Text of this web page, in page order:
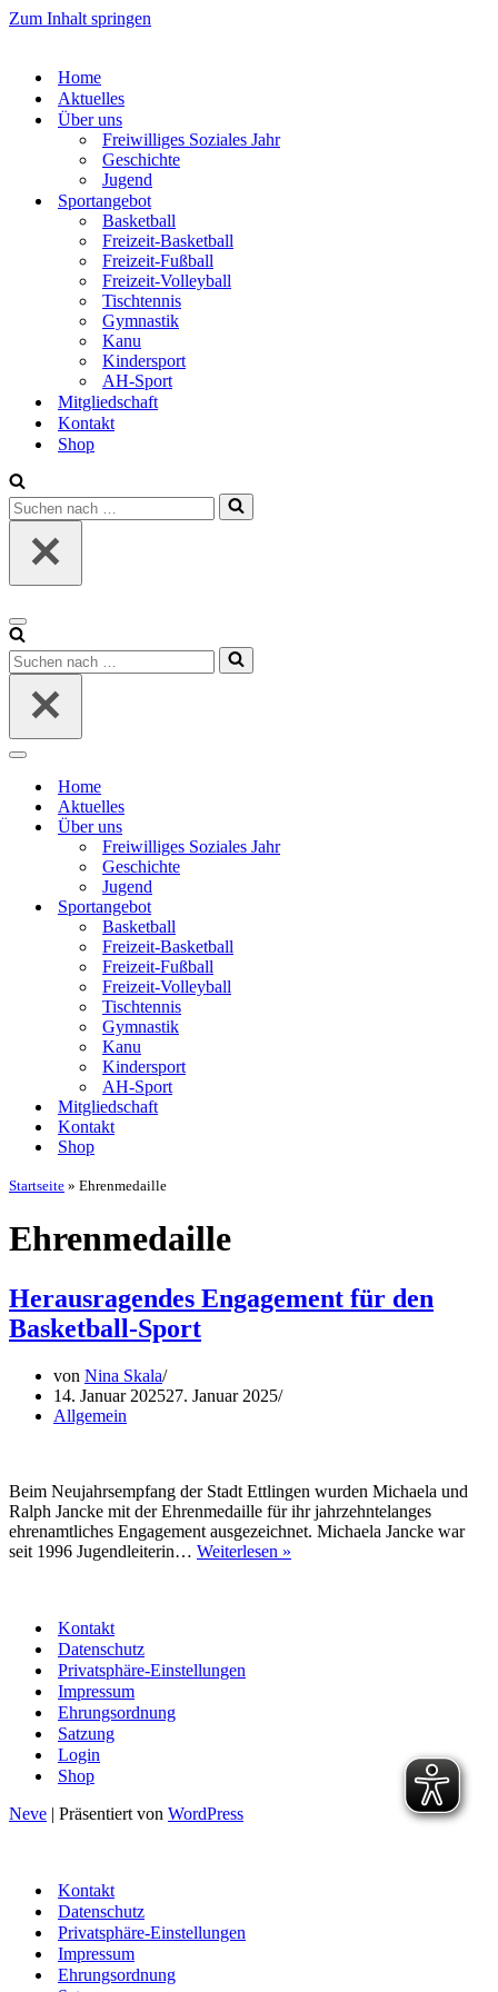
Zum Inhalt springen
Home
Aktuelles
Über uns
Freiwilliges Soziales Jahr
Geschichte
Jugend
Sportangebot
Basketball
Freizeit-Basketball
Freizeit-Fußball
Freizeit-Volleyball
Tischtennis
Gymnastik
Kanu
Kindersport
AH-Sport
Mitgliedschaft
Kontakt
Shop
Suchen
nach …
Navigationsmenü
Suchen
nach …
Navigationsmenü
Home
Aktuelles
Über uns
Freiwilliges Soziales Jahr
Geschichte
Jugend
Sportangebot
Basketball
Freizeit-Basketball
Freizeit-Fußball
Freizeit-Volleyball
Tischtennis
Gymnastik
Kanu
Kindersport
AH-Sport
Mitgliedschaft
Kontakt
Shop
Startseite » Ehrenmedaille
Ehrenmedaille
Herausragendes Engagement für den
Basketball-Sport
von Nina Skala
14. Januar 202527. Januar 2025
Allgemein
Beim Neujahrsempfang der Stadt Ettlingen wurden Michaela und
Ralph Jancke mit der Ehrenmedaille für ihr jahrzehntelanges
ehrenamtliches Engagement ausgezeichnet. Michaela Jancke war
seit 1996 Jugendleiterin… Weiterlesen »
Kontakt
Datenschutz
Privatsphäre-Einstellungen
Impressum
Ehrungsordnung
Satzung
Login
Shop
Neve | Präsentiert von WordPress
Kontakt
Datenschutz
Privatsphäre-Einstellungen
Impressum
Ehrungsordnung